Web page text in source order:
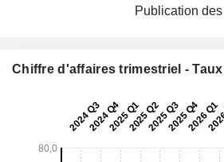
Publication
Chiffre d'affaires trimestriel -